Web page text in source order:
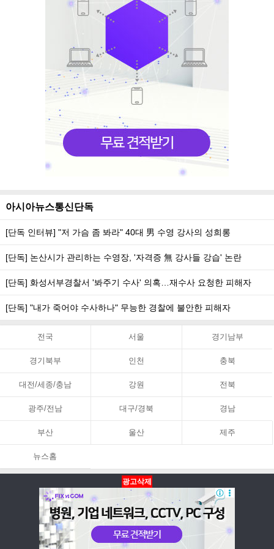
아시아뉴스통신단독
[단독 인터뷰] "저 가슴 좀 봐라" 40대 男 수영 강사의 성희롱
[단독] 논산시가 관리하는 수영장, '자격증 無 강사들 강습' 논란
[단독] 화성서부경찰서 '봐주기 수사' 의혹…재수사 요청한 피해자
[단독] "내가 죽어야 수사하나" 무능한 경찰에 불안한 피해자
전국 서울 경기남부
경기북부 인천 충북
대전/세종/충남 강원 전북
광주/전남 대구/경북 경남
부산 울산 제주
뉴스홈
뉴스홈 PC화면 맨위로
Copyright ⓒ 아시아뉴스통신 All Rights Reserved.
광고삭제